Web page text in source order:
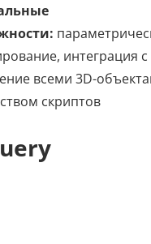
интеграция с
всеми 3D-
скриптов